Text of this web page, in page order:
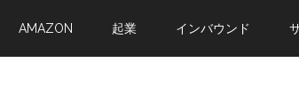
AMAZON 起業 インバウンド